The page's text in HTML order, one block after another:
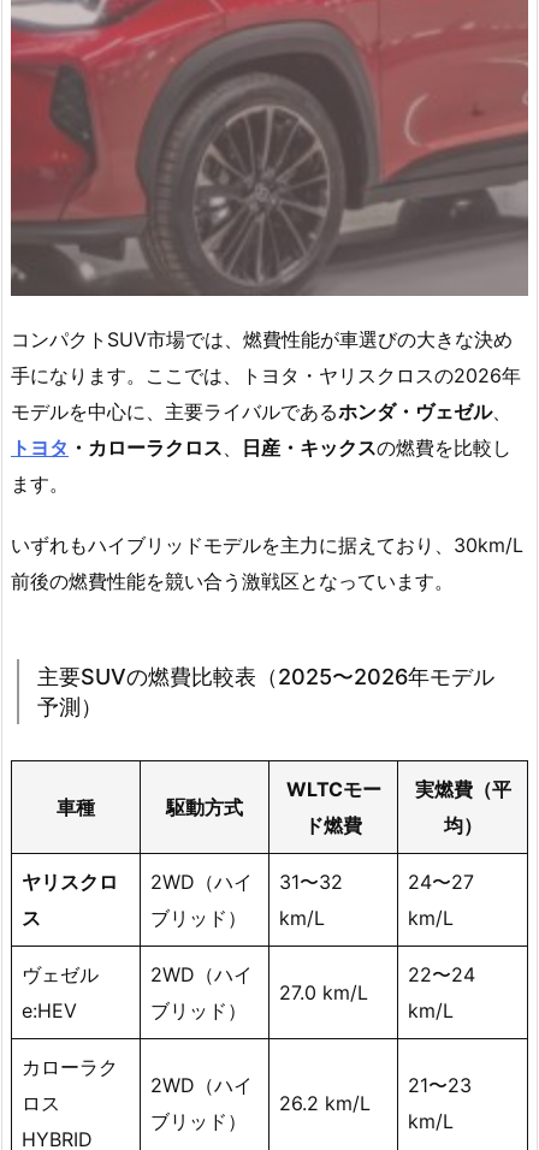
コンパクトSUV市場では、燃費性能が車選びの大きな決め
手になります。ここでは、トヨタ・ヤリスクロスの2026年
モデルを中心に、主要ライバルであるホンダ・ヴェゼル、
トヨタ ・カローラクロス、 日産・キックスの燃費を比較し
ます。
いずれもハイブリッドモデルを主力に据えており、30km/L
前後の燃費性能を競い合う激戦区となっています。
主要SUVの燃費比較表（2025〜2026年モデル
予測）
車種 駆動方式
WLTCモー
ド燃費
実燃費（平
均）
ヤリスクロ
ス
2WD（ハイ
ブリッド）
31〜32
km/L
24〜27
km/L
ヴェゼル
e:HEV
2WD（ハイ
ブリッド）
27.0 km/L
22〜24
km/L
カローラク
ロス
HYBRID
2WD（ハイ
ブリッド）
26.2 km/L
21〜23
km/L